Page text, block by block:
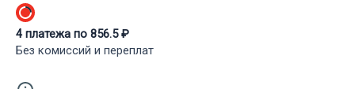
4 платежа по 856.5₽
Без комиссий и переплат